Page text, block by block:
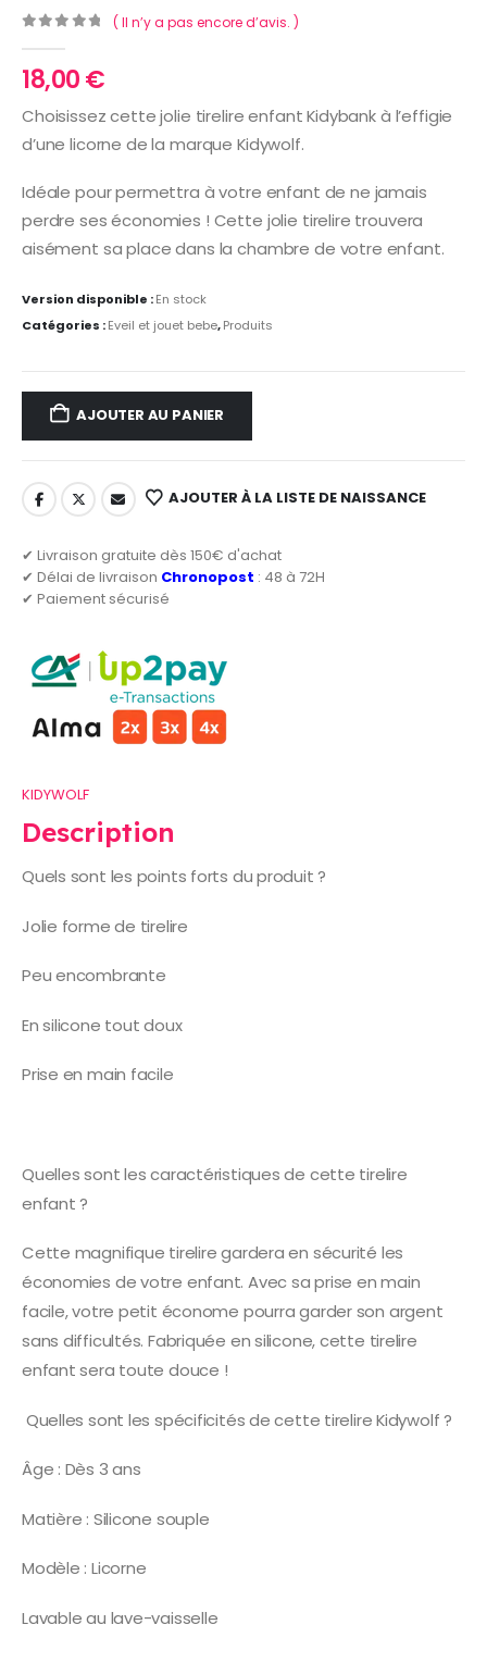
( Il n’y a pas encore d’avis. )
18,00€
Choisissez cette jolie tirelire enfant Kidybank à l’effigie
d’une licorne de la marque Kidywolf.
Idéale pour permettra à votre enfant de ne jamais
perdre ses économies ! Cette jolie tirelire trouvera
aisément sa place dans la chambre de votre enfant.
Version disponible :En stock
Catégories :Eveil et jouet bebe,Produits
AJOUTER AU PANIER
AJOUTER À LA LISTE DE NAISSANCE
✔ Livraison gratuite dès 150€ d'achat
✔ Délai de livraison Chronopost : 48 à 72H
✔ Paiement sécurisé
KIDYWOLF
Description
Quels sont les points forts du produit ?
Jolie forme de tirelire
Peu encombrante
En silicone tout doux
Prise en main facile
Quelles sont les caractéristiques de cette tirelire
enfant ?
Cette magnifique tirelire gardera en sécurité les
économies de votre enfant. Avec sa prise en main
facile, votre petit économe pourra garder son argent
sans difficultés. Fabriquée en silicone, cette tirelire
enfant sera toute douce !
Quelles sont les spécificités de cette tirelire Kidywolf ?
Âge : Dès 3 ans
Matière : Silicone souple
Modèle : Licorne
Lavable au lave-vaisselle